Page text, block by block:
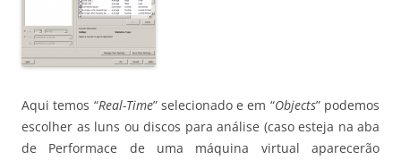
Aqui temos “Real-Time” selecionado e em “Objects” podemos
escolher as luns ou discos para análise (caso esteja na aba
de Performace de uma máquina virtual aparecerão